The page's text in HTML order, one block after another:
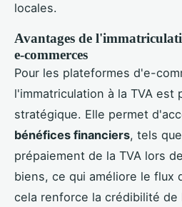
locales.
Avantages de
e-commerces
Pour les plateformes d'e-
l'immatriculation à la TVA est
stratégique. Elle permet
bénéfices financiers, tels
prépaiement de la TVA lors
biens, ce qui améliore le flux
cela renforce la crédibilité